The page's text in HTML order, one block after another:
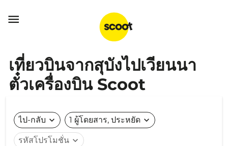

เที่ยวบินจากสุบังไปเวียนนา
ตั๋วเครื่องบิน Scoot
ไป-กลับ expand_more 1 ผู้โดยสาร, ประหยัด expand_more
รหัสโปรโมชั่น expand_more